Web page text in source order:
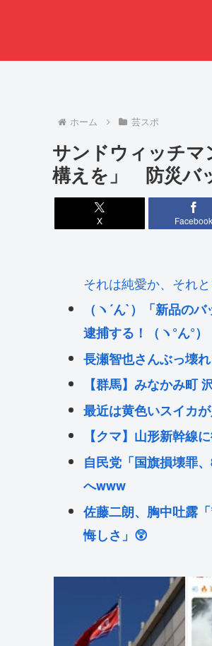
ホーム 芸スポ
サンドウィッチ
構えを」 防災バ
X Facebook
それは純愛か、それ
（ヽ´ん`）「新品の
逮捕する！（ヽ°ん°）
長瀬智也さんぶっ壊
【群馬】みなかみ町
最近は黄色いスイカ
【クマ】山形新幹線
自民党「国旗損壊罪
へwww
佐藤二朗、胸中吐露
悔しさ」😲
佐藤二朗さんX更新
す」
佐藤二朗、胸中吐露